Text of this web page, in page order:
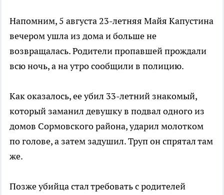
Напомним, 5 августа 23-летняя Майя Капустина
вечером ушла из дома и больше не
возвращалась. Родители пропавшей прождали
всю ночь, а на утро сообщили в полицию.
Как оказалось, ее убил 33-летний знакомый,
который заманил девушку в подвал одного из
домов Сормовского района, ударил молотком
по голове, а затем задушил. Труп он спрятал там
же.
Позже убийца стал требовать с родителей